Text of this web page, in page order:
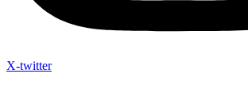
X-twitter